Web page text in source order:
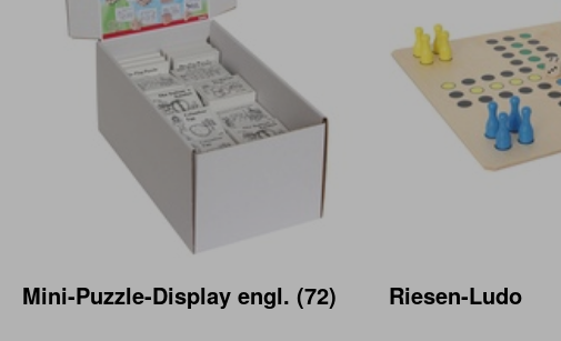
Mini-Puzzle-Display engl. (72) Riesen-Ludo